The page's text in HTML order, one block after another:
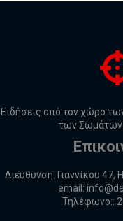
Ειδήσεις από τον χώρο
των Σωμάτων
Διεύθυνση: Γιαννίκου 47,
email:
Τηλέφωνο::